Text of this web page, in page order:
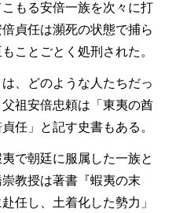
もる安倍一族を次々に打
貞任は瀕死の状態で捕ら
ことごとく処刑された。
、どのような人たちだっ
祖安倍忠頼は「東夷の酋
任」と記す史書もある。
で朝廷に服属した一族と
教授は著書『蝦夷の末
任し、土着化した勢力」